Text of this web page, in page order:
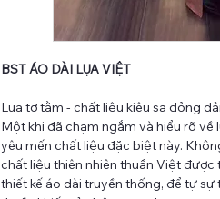
BST ÁO DÀI LỤA VIỆT
Lụa tơ tằm - chất liệu kiêu sa đỏng
Một khi đã chạm ngắm và hiểu rõ về
yêu mến chất liệu đặc biệt này.
chất liệu thiên nhiên thuần Việt
thiết kế áo dài truyền thống, để tự